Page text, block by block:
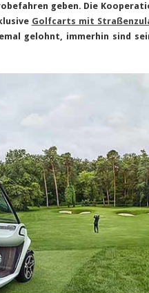
geben. Die
Golfcarts mit
gelohnt, immerhin sind